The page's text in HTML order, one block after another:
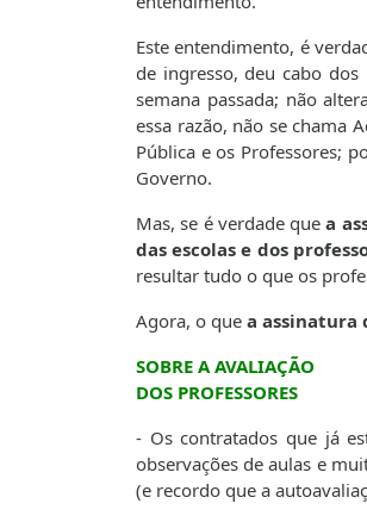
Este entendimento, é
de ingresso, deu cabo
semana passada; não
essa razão, não se chama
Pública e os Professores;
Governo.
Mas, se é verdade quea
das escolas e dos
resultar tudo o que os
Agora, o que a assinatura
SOBRE A AVALIAÇÃO
DOS PROFESSORES
- Os contratados que já
observações de aulas e
(e recordo que a